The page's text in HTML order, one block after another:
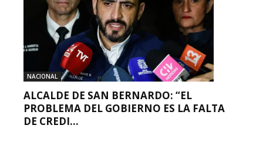
NACIONAL
ALCALDE DE SAN BERNARDO: “EL
PROBLEMA DEL GOBIERNO ES LA FALTA
DE CREDI...